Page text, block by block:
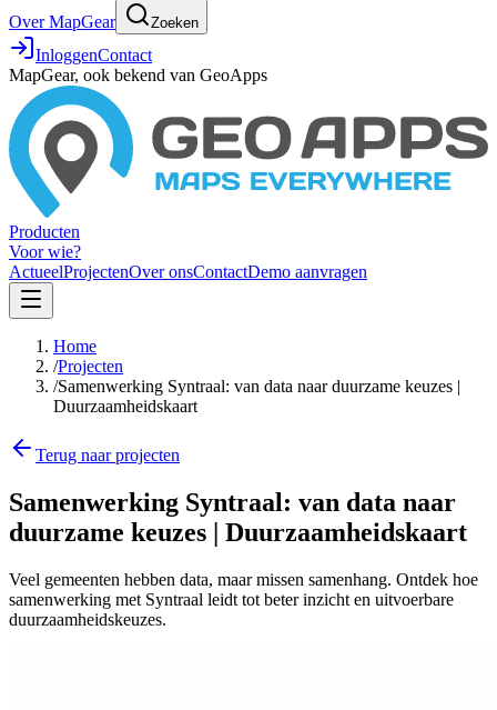
Over MapGear Zoeken
InloggenContact
MapGear, ook bekend van GeoApps
Producten
Voor wie?
ActueelProjectenOver onsContactDemo aanvragen
Home
/Projecten
/Samenwerking Syntraal: van data naar duurzame keuzes |
Duurzaamheidskaart
Terug naar projecten
Samenwerking Syntraal: van data naar
duurzame keuzes | Duurzaamheidskaart
Veel gemeenten hebben data, maar missen samenhang. Ontdek hoe
samenwerking met Syntraal leidt tot beter inzicht en uitvoerbare
duurzaamheidskeuzes.